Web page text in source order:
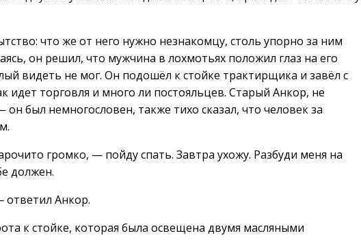
что же от него нужно незнакомцу, столь упорно за ним
он решил, что мужчина в лохмотьях положил глаз на его
видеть не мог. Он подошёл к стойке трактирщика и завёл с
идет торговля и много ли постояльцев. Старый Анкор, не
был немногословен, также тихо сказал, что человек за
громко, — пойду спать. Завтра ухожу. Разбуди меня на
должен.
Анкор.
к стойке, которая была освещена двумя масляными